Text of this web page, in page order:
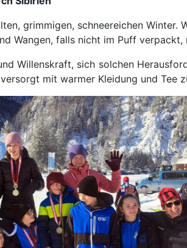
grimmigen, schneereichen Winter.
Wangen, falls nicht im Puff
Willenskraft, sich solchen
mit warmer Kleidung und Tee